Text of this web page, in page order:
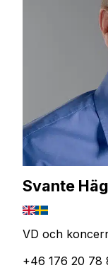
Svante
VD och
+46 176 20 78